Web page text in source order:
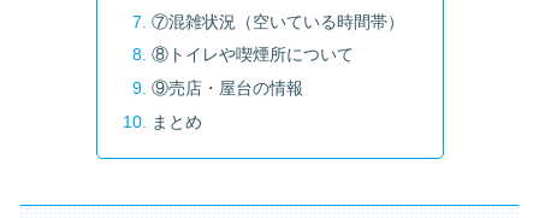
⑦混雑状況（空いている時間帯）
⑧トイレや喫煙所について
⑨売店・屋台の情報
まとめ